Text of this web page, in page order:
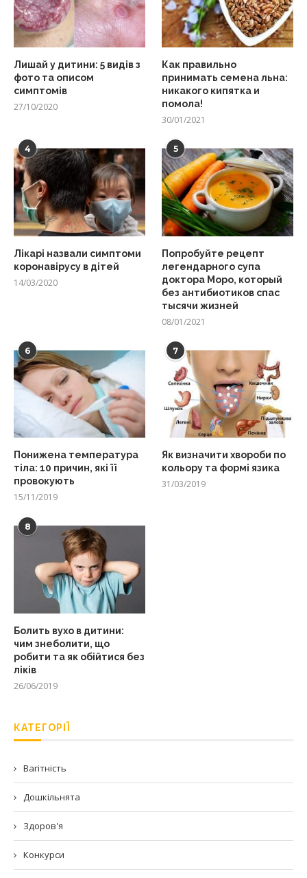
Лишай у дитини: 5 видів з
фото та описом
симптомів
27/10/2020
Как правильно
принимать семена льна:
никакого кипятка и
помола!
30/01/2021
4
Лікарі назвали симптоми
коронавірусу в дітей
14/03/2020
5
Попробуйте рецепт
легендарного супа
доктора Моро, который
без антибиотиков спас
тысячи жизней
08/01/2021
6
Понижена температура
тіла: 10 причин, які її
провокують
15/11/2019
7
Як визначити хвороби по
кольору та формі язика
31/03/2019
8
Болить вухо в дитини:
чим знеболити, що
робити та як обійтися без
ліків
26/06/2019
КАТЕГОРІЇ
Вагітність
Дошкільнята
Здоров'я
Конкурси